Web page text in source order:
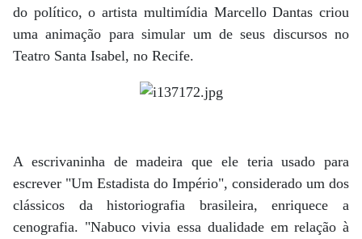
do político, o artista multimídia Marcello Dantas criou
uma animação para simular um de seus discursos no
Teatro Santa Isabel, no Recife.
A escrivaninha de madeira que ele teria usado para
escrever "Um Estadista do Império", considerado um dos
clássicos da historiografia brasileira, enriquece a
cenografia. "Nabuco vivia essa dualidade em relação à